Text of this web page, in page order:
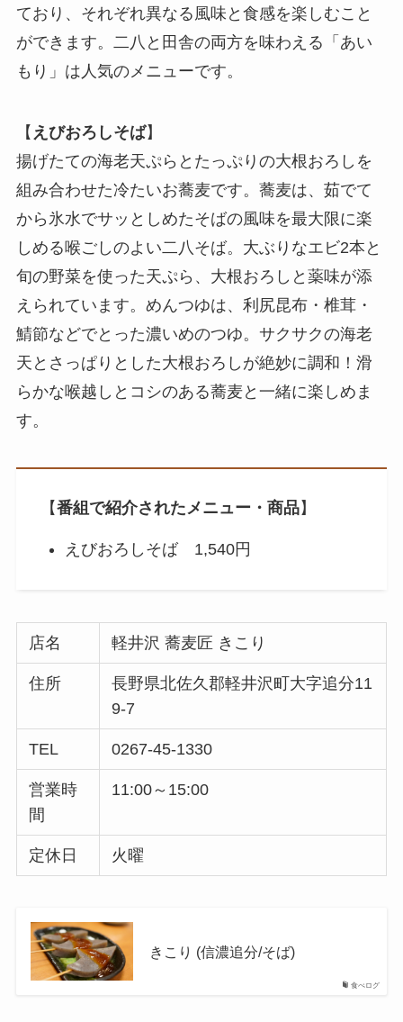
ており、それぞれ異なる風味と食感を楽しむこと
ができます。二八と田舎の両方を味わえる「あい
もり」は人気のメニューです。
【 えびおろしそば】
揚げたての海老天ぷらとたっぷりの大根おろしを
組み合わせた冷たいお蕎麦です。蕎麦は、茹でて
から氷水でサッとしめたそばの風味を最大限に楽
しめる喉ごしのよい二八そば。大ぶりなエビ2本と
旬の野菜を使った天ぷら、大根おろしと薬味が添
えられています。めんつゆは、利尻昆布・椎茸・
鯖節などでとった濃いめのつゆ。サクサクの海老
天とさっぱりとした大根おろしが絶妙に調和！滑
らかな喉越しとコシのある蕎麦と一緒に楽しめま
す。
【番組で紹介されたメニュー・商品】
えびおろしそば 1,540円
店名 軽井沢 蕎麦匠 きこり
住所
長野県北佐久郡軽井沢町大字追分11
9-7
TEL 0267-45-1330
営業時
間
11:00～15:00
定休日 火曜
食べログ
きこり (信濃追分/そば)